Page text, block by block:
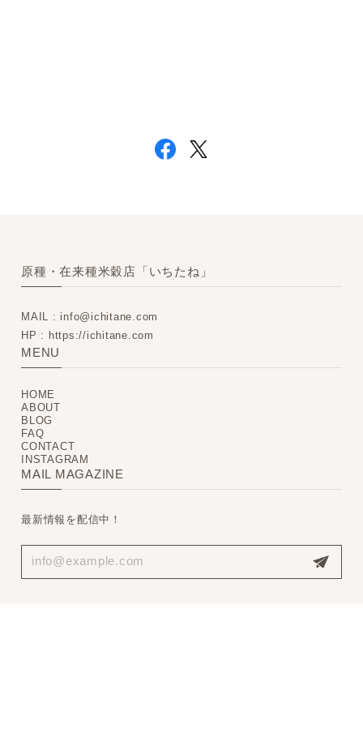
原種・在来種米穀店「いちたね」
MAIL : info@ichitane.com
HP : https://ichitane.com
MENU
HOME
ABOUT
BLOG
FAQ
CONTACT
INSTAGRAM
MAIL MAGAZINE
最新情報を配信中！